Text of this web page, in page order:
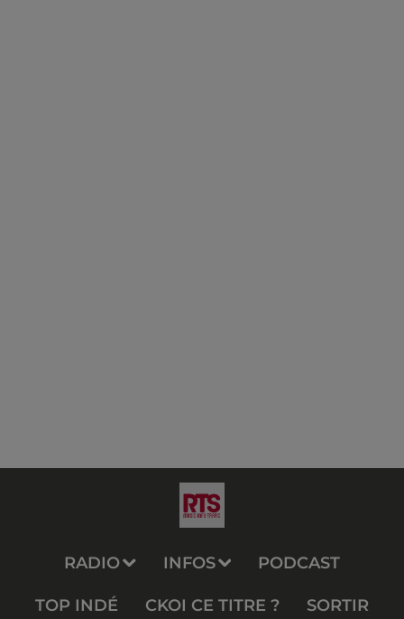
RADIO INFOS PODCAST
TOP INDÉ CKOI CE TITRE ? SORTIR